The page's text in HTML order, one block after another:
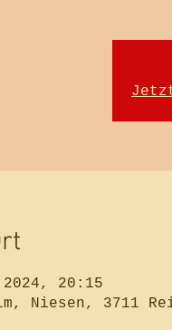
20:15
Niesen, 3711